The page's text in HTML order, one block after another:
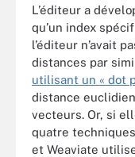
L’éditeur a
qu’un index
l’éditeur n’avait
distances par
utilisant un « dot
distance
vecteurs. Or, si
quatre
et Weaviate